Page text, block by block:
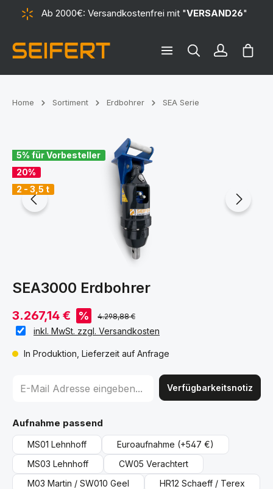
springenAb 2000€: Versandkostenfrei mit "VERSAND26"
Home Sortiment Erdbohrer SEA Serie
5% für Vorbesteller
20%
2 - 3,5 t
SEA3000 Erdbohrer
3.267,14 € % 4.298,88 €
inkl. MwSt. zzgl. Versandkosten
In Produktion, Lieferzeit auf Anfrage
Verfügbarkeitsnotiz
Aufnahme passend
MS01 Lehnhoff Euroaufnahme (+547 €)
MS03 Lehnhoff
CW05 Verachtert
M03 Martin / SW010 Geel
HR12 Schaeff / Terex